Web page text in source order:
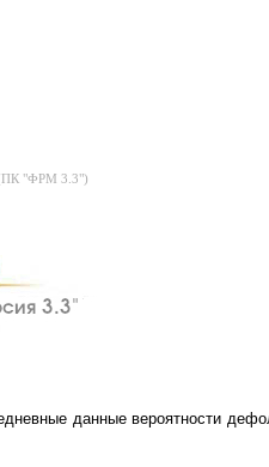
(ПК "ФРМ 3.3")
данные вероятности